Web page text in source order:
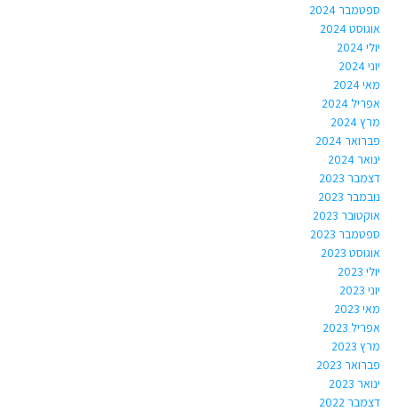
ספטמבר 2024
אוגוסט 2024
יולי 2024
יוני 2024
מאי 2024
אפריל 2024
מרץ 2024
פברואר 2024
ינואר 2024
דצמבר 2023
נובמבר 2023
אוקטובר 2023
ספטמבר 2023
אוגוסט 2023
יולי 2023
יוני 2023
מאי 2023
אפריל 2023
מרץ 2023
פברואר 2023
ינואר 2023
דצמבר 2022